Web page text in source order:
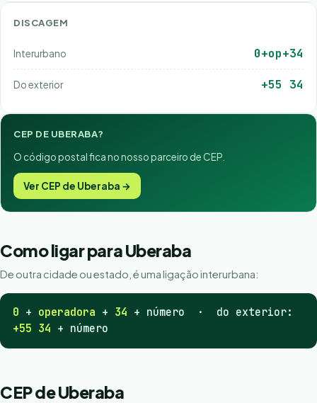
DISCAGEM
Interurbano 0+op+34
Do exterior +55 34
CEP DE UBERABA?
O código postal fica no nosso parceiro de CEP.
Ver CEP de Uberaba →
Como ligar para Uberaba
De outra cidade ou estado, é uma ligação interurbana:
0 + operadora + 34 + número · do exterior:
+55 34 + número
CEP de Uberaba